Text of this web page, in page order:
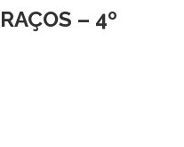
– 4º